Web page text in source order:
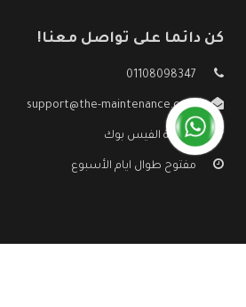
كن دائما على تواصل معنا!
01108098347
support@the-maintenance.com
صفحة الفيس بوك
مفتوح طوال ايام الأسبوع